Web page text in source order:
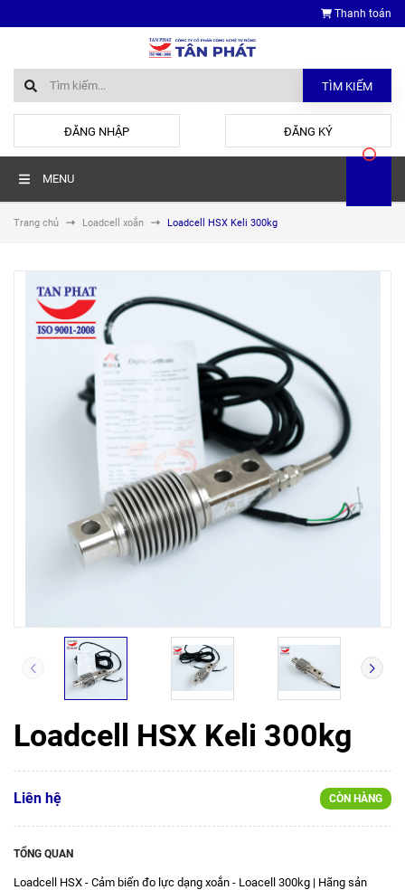
Thanh toán
TÌM KIẾM
ĐĂNG NHẬP ĐĂNG KÝ
MENU
Trang chủ Loadcell xoắn Loadcell HSX Keli 300kg
Loadcell HSX Keli 300kg
Liên hệ CÒN HÀNG
TỔNG QUAN
Loadcell HSX - Cảm biến đo lực dạng xoắn - Loacell 300kg | Hãng sản